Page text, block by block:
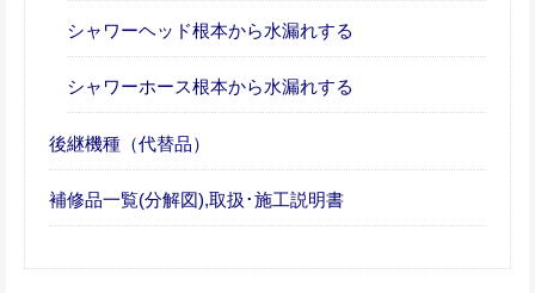
シャワーヘッド根本から水漏れする
シャワーホース根本から水漏れする
後継機種（代替品）
補修品一覧(分解図),取扱･施工説明書